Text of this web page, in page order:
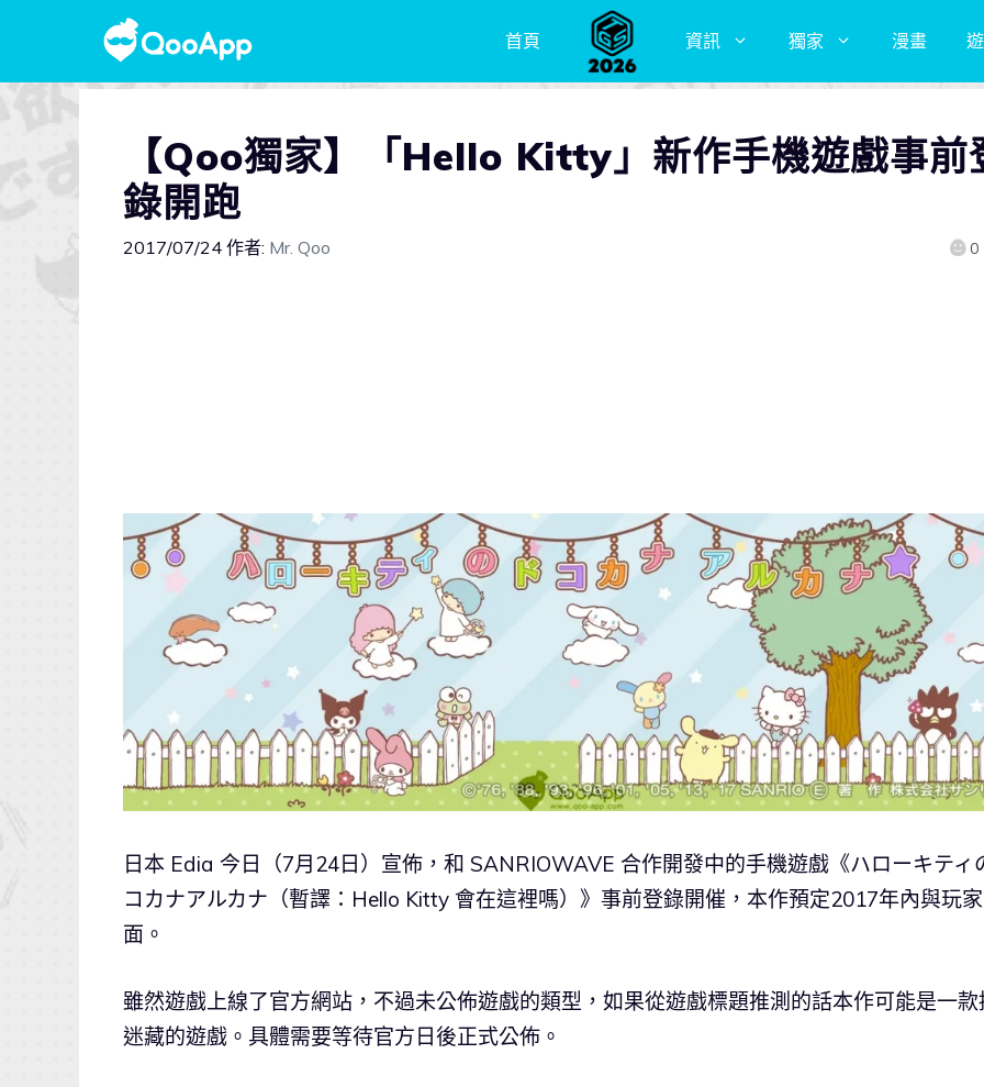
首頁 資訊 獨家 漫畫
【Qoo獨家】「Hello Kitty」新作手機遊戲事前
錄開跑
2017/07/24 作者: Mr. Qoo 0
日本 Edia 今日（7月24日）宣佈，和 SANRIOWAVE 合作開發中的手機遊戲《ハローキティ
コカナアルカナ（暫譯：Hello Kitty 會在這裡嗎）》事前登錄開催，本作預定2017年內與玩
面。
雖然遊戲上線了官方網站，不過未公佈遊戲的類型，如果從遊戲標題推測的話本作可能是一款
迷藏的遊戲。具體需要等待官方日後正式公佈。